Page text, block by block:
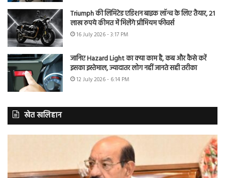
Triumph की लिमिटेड एडिशन बाइक लॉन्च के लिए तैयार, 21
लाख रुपये कीमत में मिलेंगे प्रीमियम फीचर्स
16 July 2026 - 3:17 PM
जानिए Hazard Light का क्या काम है, कब और कैसे करें
इसका इस्तेमाल, ज्यादातर लोग नहीं जानते सही तरीका
12 July 2026 - 6:14 PM
खेत खलिहान